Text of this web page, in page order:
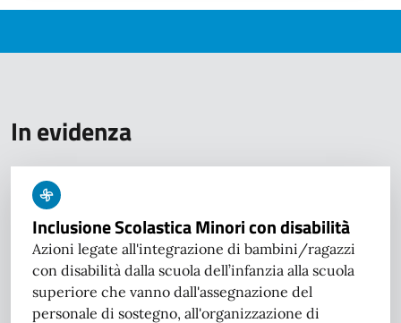
In evidenza
Inclusione Scolastica Minori con disabilità
Azioni legate all'integrazione di bambini/ragazzi
con disabilità dalla scuola dell’infanzia alla scuola
superiore che vanno dall'assegnazione del
personale di sostegno, all'organizzazione di